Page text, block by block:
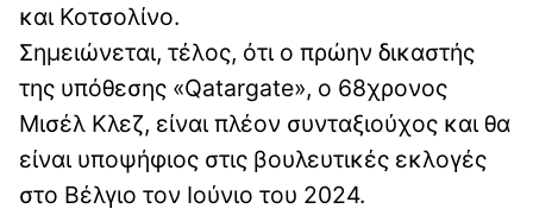
και Κοτσολίνο.
Σημειώνεται, τέλος, ότι ο πρώην δικαστής
της υπόθεσης «Qatargate», ο 68χρονος
Μισέλ Κλεζ, είναι πλέον συνταξιούχος και θα
είναι υποψήφιος στις βουλευτικές εκλογές
στο Βέλγιο τον Ιούνιο του 2024.